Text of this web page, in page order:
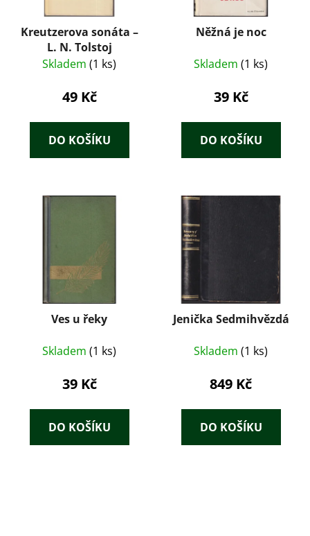
Kreutzerova sonáta –
L. N. Tolstoj
Skladem (1 ks)
49 Kč
DO KOŠÍKU
Něžná je noc
Skladem (1 ks)
39 Kč
DO KOŠÍKU
Ves u řeky
Skladem (1 ks)
39 Kč
DO KOŠÍKU
Jenička Sedmihvězdá
Skladem (1 ks)
849 Kč
DO KOŠÍKU